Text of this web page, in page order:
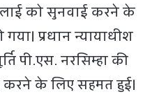
को सुनवाई करने के
प्रधान न्यायाधीश
पी.एस. नरसिम्हा की
के लिए सहमत हुई।